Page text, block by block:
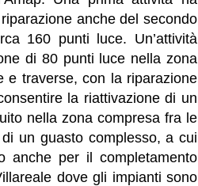
anche del secondo
160 punti luce. Un’attività
di 80 punti luce nella zona
e traverse, con la riparazione
la riattivazione di un
nella zona compresa fra le
un guasto complesso, a cui
anche per il completamento
dove gli impianti sono